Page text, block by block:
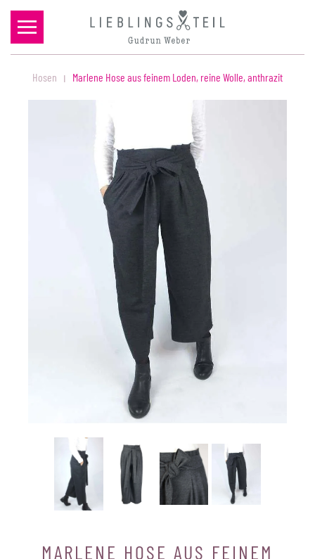
Zum Hauptinhalt springen
Hosen Marlene Hose aus feinem Loden, reine Wolle, anthrazit
MARLENE HOSE AUS FEINEM